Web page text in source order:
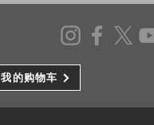
我的购物车